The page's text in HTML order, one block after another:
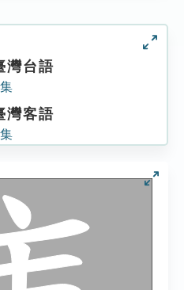
灣台語
集
灣客語
集